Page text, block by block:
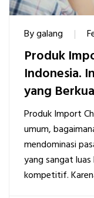
Bygalang
Produk
Indonesia.
yang
Produk Import
umum,
mendominasi
yang sangat
kompetitif.